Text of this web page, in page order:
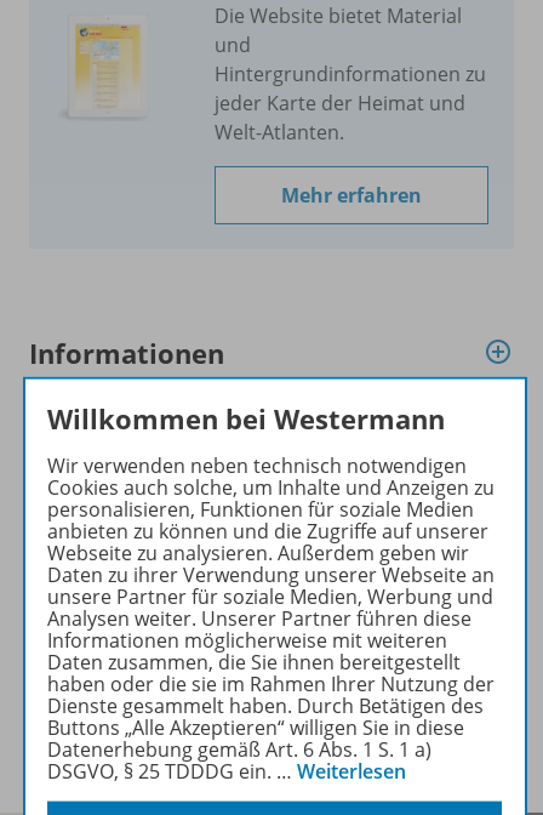
Die Website bietet Material
und
Hintergrundinformationen zu
jeder Karte der Heimat und
Welt-Atlanten.
Mehr erfahren
Informationen
Ergänzende Materialien
Empfehlungen der Redaktion
Benachrichtigungs-Service
Willkommen bei Westermann
Wir verwenden neben technisch notwendigen
Cookies auch solche, um Inhalte und Anzeigen zu
personalisieren, Funktionen für soziale Medien
anbieten zu können und die Zugriffe auf unserer
Webseite zu analysieren. Außerdem geben wir
Daten zu ihrer Verwendung unserer Webseite an
unsere Partner für soziale Medien, Werbung und
Analysen weiter. Unserer Partner führen diese
Informationen möglicherweise mit weiteren
Daten zusammen, die Sie ihnen bereitgestellt
haben oder die sie im Rahmen Ihrer Nutzung der
Dienste gesammelt haben. Durch Betätigen des
Buttons „Alle Akzeptieren“ willigen Sie in diese
Datenerhebung gemäß Art. 6 Abs. 1 S. 1 a)
DSGVO, § 25 TDDDG ein. … Weiterlesen